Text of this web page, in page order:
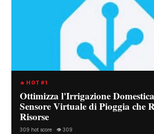
🔥 HOT #1
Ottimizza l'Irrigazione
Sensore Virtuale di Pioggia che
Risorse
309 hot score · 👁️ 309